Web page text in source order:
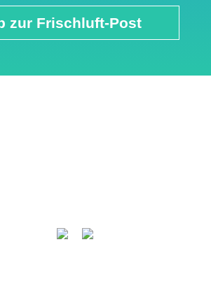
zur Frischluft-Post